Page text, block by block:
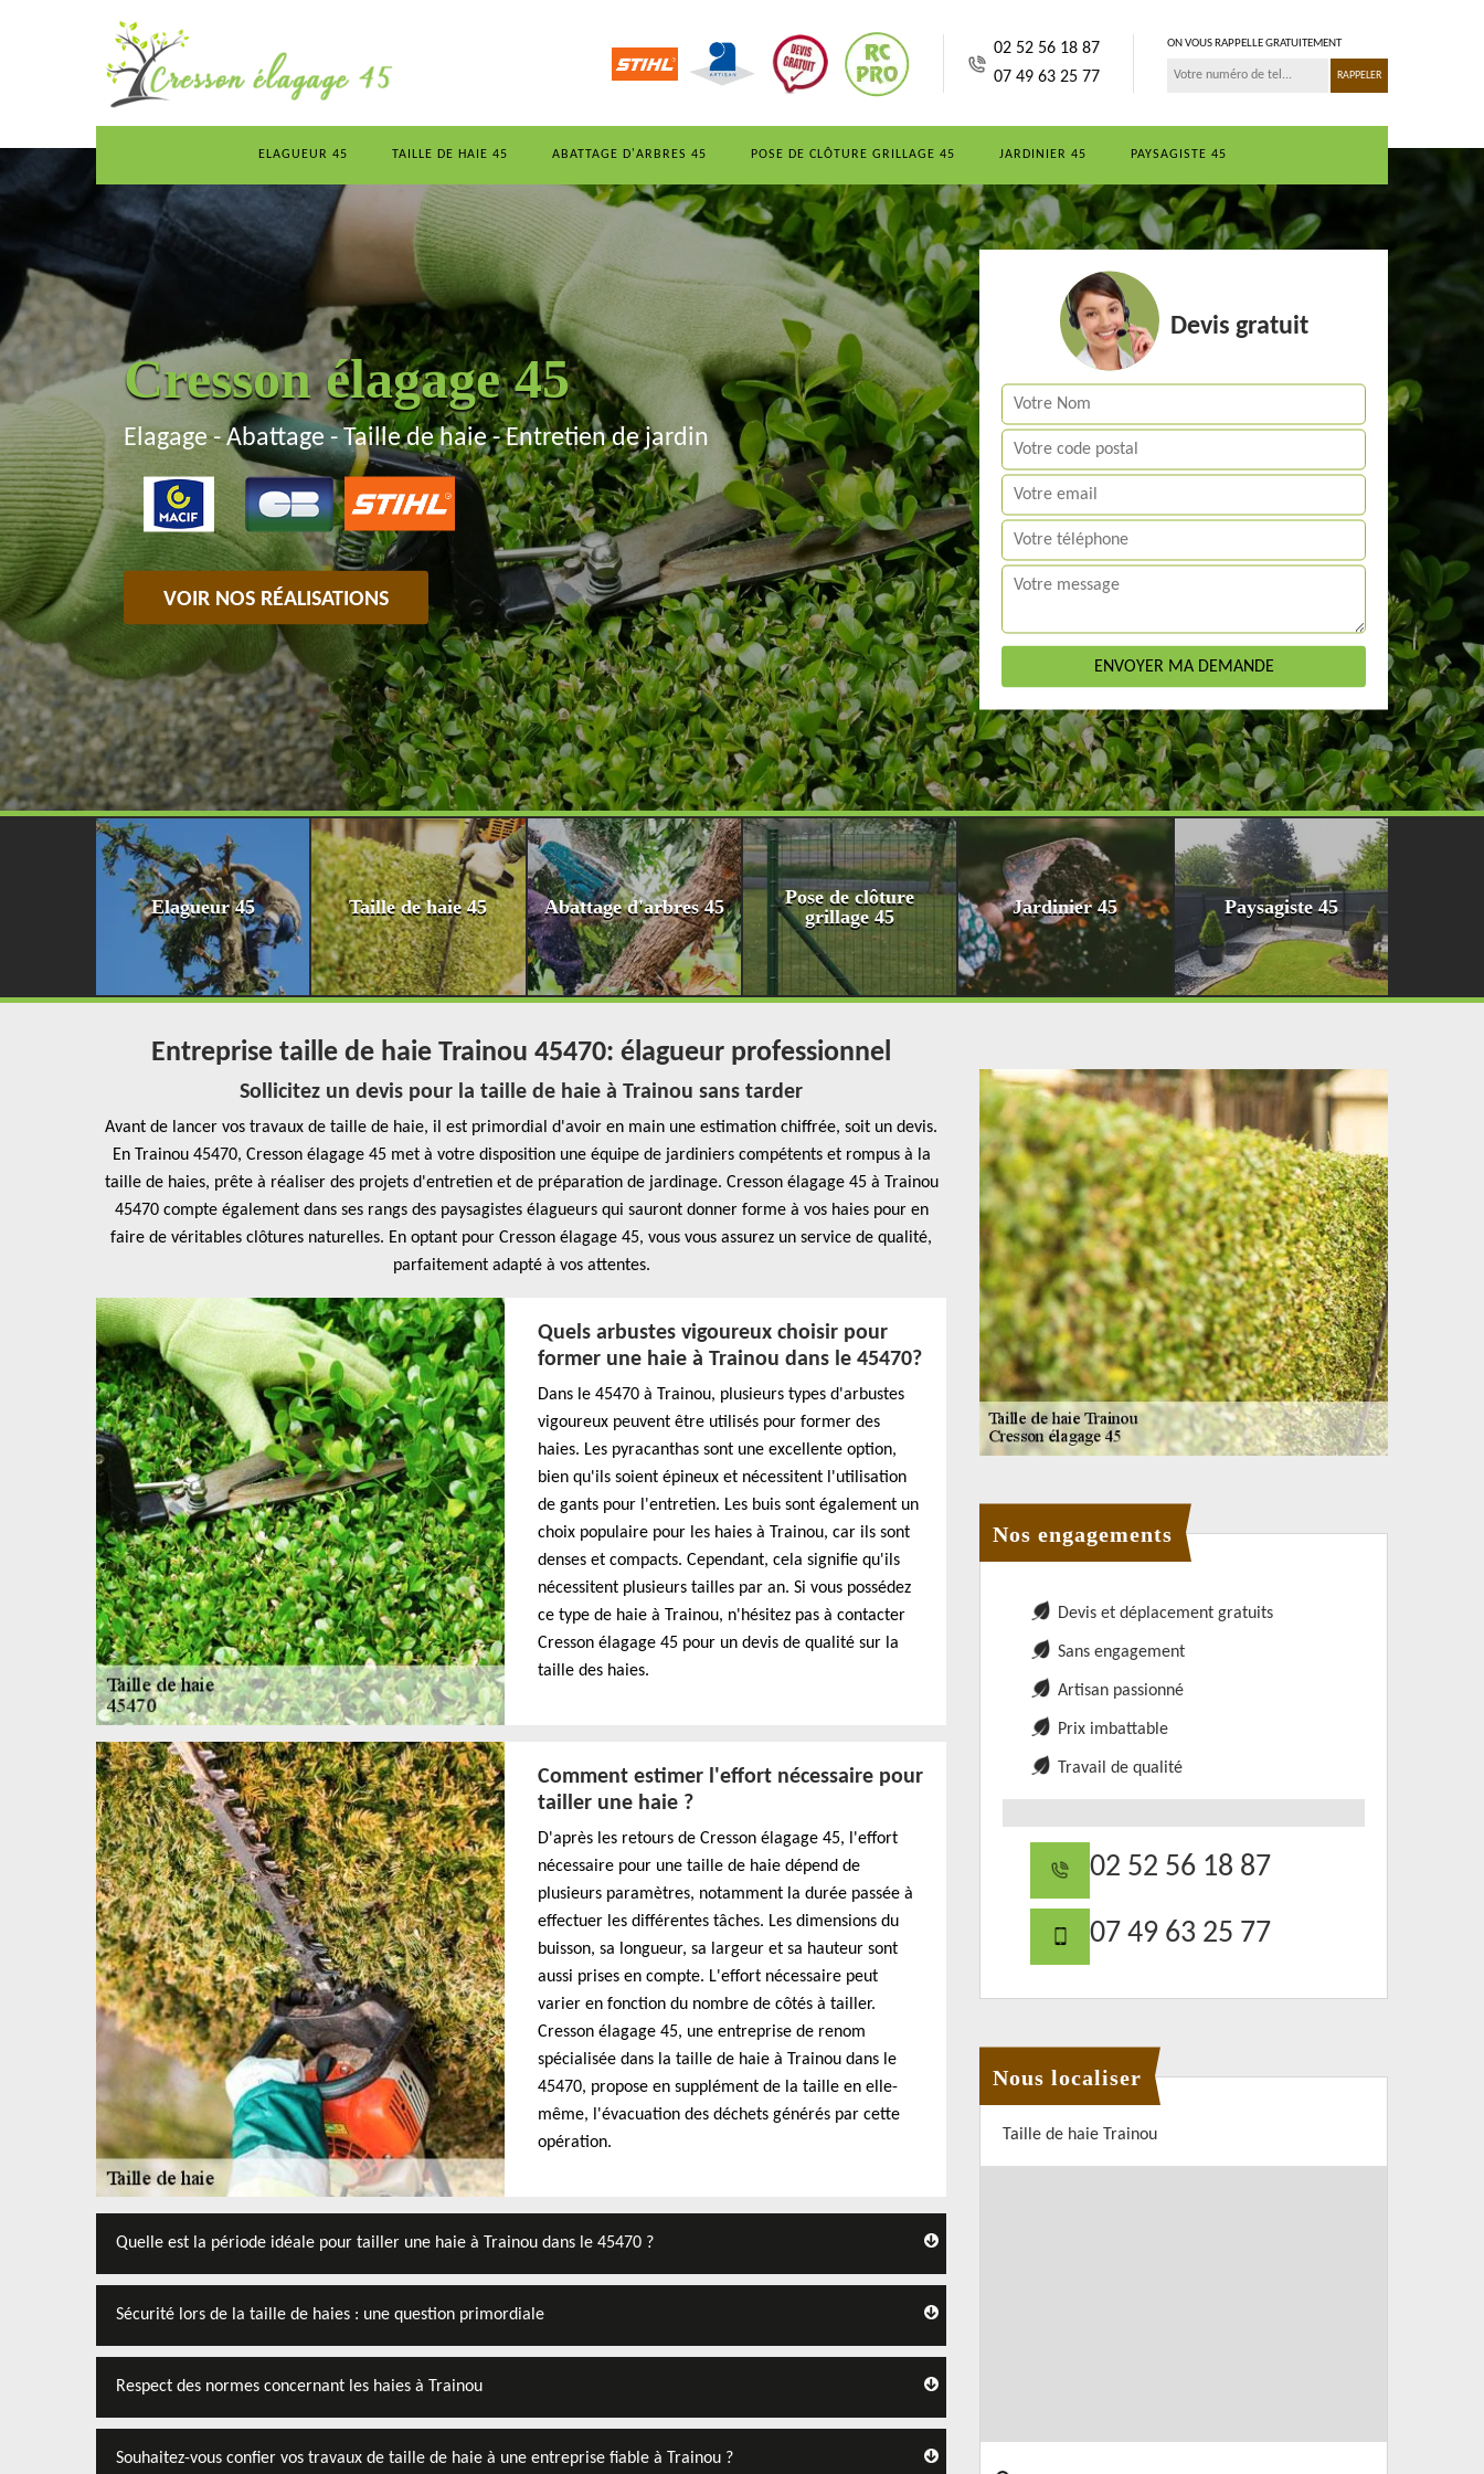
02 52 56 18 87
07 49 63 25 77
ON VOUS RAPPELLE GRATUITEMENT
ELAGUEUR 45 TAILLE DE HAIE 45 ABATTAGE D'ARBRES 45 POSE DE CLÔTURE GRILLAGE 45 JARDINIER 45 PAYSAGISTE 45
Cresson élagage 45
Elagage - Abattage - Taille de haie - Entretien de jardin
VOIR NOS RÉALISATIONS
Devis gratuit
Elagueur 45 Taille de haie 45 Abattage d'arbres 45
Pose de clôture
grillage 45
Jardinier 45 Paysagiste 45
Entreprise taille de haie Trainou 45470: élagueur professionnel
Sollicitez un devis pour la taille de haie à Trainou sans tarder
Avant de lancer vos travaux de taille de haie, il est primordial d'avoir en main une estimation chiffrée, soit un devis.
En Trainou 45470, Cresson élagage 45 met à votre disposition une équipe de jardiniers compétents et rompus à la
taille de haies, prête à réaliser des projets d'entretien et de préparation de jardinage. Cresson élagage 45 à Trainou
45470 compte également dans ses rangs des paysagistes élagueurs qui sauront donner forme à vos haies pour en
faire de véritables clôtures naturelles. En optant pour Cresson élagage 45, vous vous assurez un service de qualité,
parfaitement adapté à vos attentes.
Quels arbustes vigoureux choisir pour
former une haie à Trainou dans le 45470?
Dans le 45470 à Trainou, plusieurs types d'arbustes
vigoureux peuvent être utilisés pour former des
haies. Les pyracanthas sont une excellente option,
bien qu'ils soient épineux et nécessitent l'utilisation
de gants pour l'entretien. Les buis sont également un
choix populaire pour les haies à Trainou, car ils sont
denses et compacts. Cependant, cela signifie qu'ils
nécessitent plusieurs tailles par an. Si vous possédez
ce type de haie à Trainou, n'hésitez pas à contacter
Cresson élagage 45 pour un devis de qualité sur la
taille des haies.
Comment estimer l'effort nécessaire pour
tailler une haie ?
D'après les retours de Cresson élagage 45, l'effort
nécessaire pour une taille de haie dépend de
plusieurs paramètres, notamment la durée passée à
effectuer les différentes tâches. Les dimensions du
buisson, sa longueur, sa largeur et sa hauteur sont
aussi prises en compte. L'effort nécessaire peut
varier en fonction du nombre de côtés à tailler.
Cresson élagage 45, une entreprise de renom
spécialisée dans la taille de haie à Trainou dans le
45470, propose en supplément de la taille en elle-
même, l'évacuation des déchets générés par cette
opération.
Quelle est la période idéale pour tailler une haie à Trainou dans le 45470 ?
Sécurité lors de la taille de haies : une question primordiale
Respect des normes concernant les haies à Trainou
Souhaitez-vous confier vos travaux de taille de haie à une entreprise fiable à Trainou ?
Nos engagements
Devis et déplacement gratuits
Sans engagement
Artisan passionné
Prix imbattable
Travail de qualité
02 52 56 18 87
07 49 63 25 77
Nous localiser
Taille de haie Trainou